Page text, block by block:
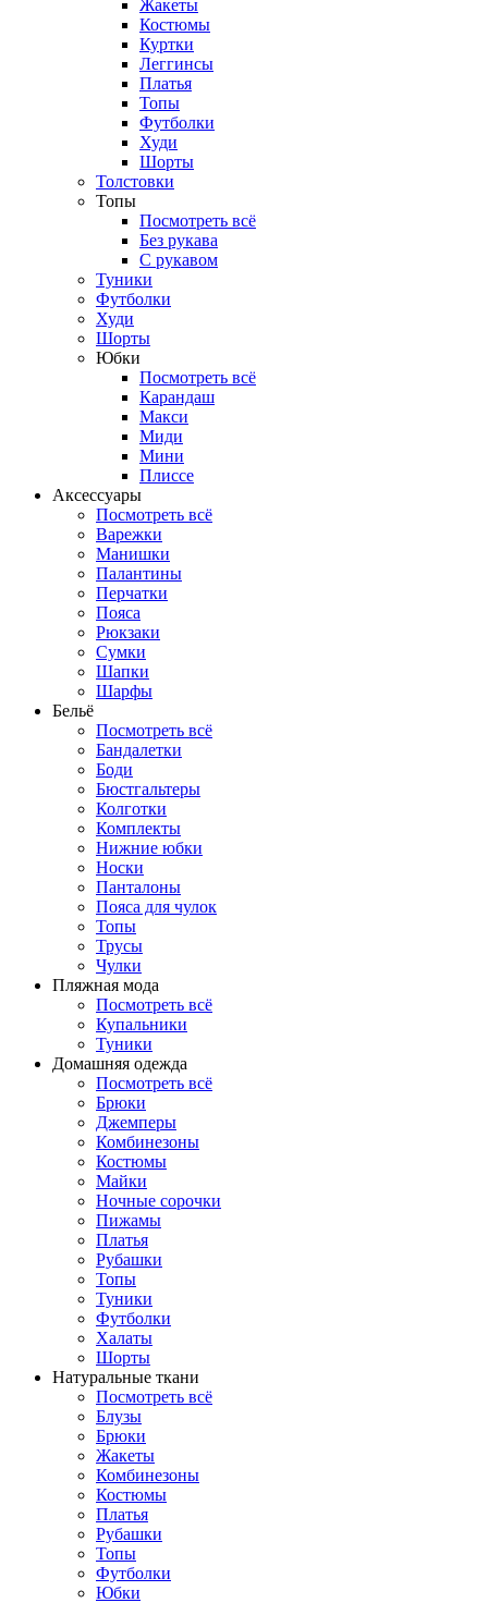
Жакеты
Костюмы
Куртки
Леггинсы
Платья
Топы
Футболки
Худи
Шорты
Толстовки
Топы
Посмотреть всё
Без рукава
С рукавом
Туники
Футболки
Худи
Шорты
Юбки
Посмотреть всё
Карандаш
Макси
Миди
Мини
Плиссе
Аксессуары
Посмотреть всё
Варежки
Манишки
Палантины
Перчатки
Пояса
Рюкзаки
Сумки
Шапки
Шарфы
Бельё
Посмотреть всё
Бандалетки
Боди
Бюстгальтеры
Колготки
Комплекты
Нижние юбки
Носки
Панталоны
Поясa для чулок
Топы
Трусы
Чулки
Пляжная мода
Посмотреть всё
Купальники
Туники
Домашняя одежда
Посмотреть всё
Брюки
Джемперы
Комбинезоны
Костюмы
Майки
Ночные сорочки
Пижамы
Платья
Рубашки
Топы
Туники
Футболки
Халаты
Шорты
Натуральные ткани
Посмотреть всё
Блузы
Брюки
Жакеты
Комбинезоны
Костюмы
Платья
Рубашки
Топы
Футболки
Юбки